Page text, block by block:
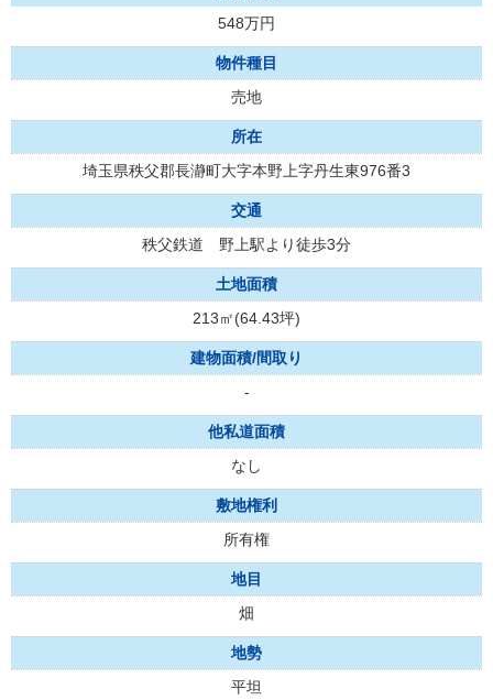
548万円
物件種目
売地
所在
埼玉県秩父郡長瀞町大字本野上字丹生東976番3
交通
秩父鉄道 野上駅より徒歩3分
土地面積
213㎡(64.43坪)
建物面積/間取り
-
他私道面積
なし
敷地権利
所有権
地目
畑
地勢
平坦